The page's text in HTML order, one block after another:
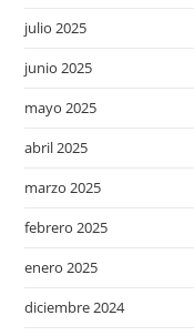
julio 2025
junio 2025
mayo 2025
abril 2025
marzo 2025
febrero 2025
enero 2025
diciembre 2024